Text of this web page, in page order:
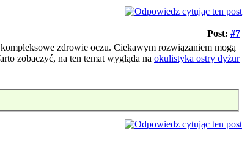
Post: #7
zdrowie oczu. Ciekawym rozwiązaniem mogą
zobaczyć, na ten temat wygląda na okulistyka ostry dyżur